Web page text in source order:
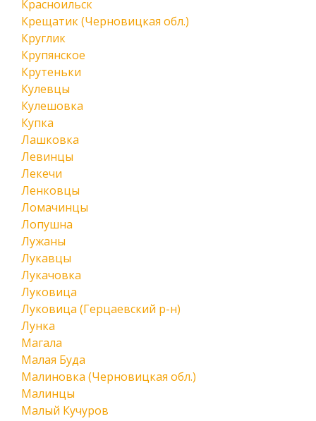
Красноильск
Крещатик (Черновицкая обл.)
Круглик
Крупянское
Крутеньки
Кулевцы
Кулешовка
Купка
Лашковка
Левинцы
Лекечи
Ленковцы
Ломачинцы
Лопушна
Лужаны
Лукавцы
Лукачовка
Луковица
Луковица (Герцаевский р-н)
Лунка
Магала
Малая Буда
Малиновка (Черновицкая обл.)
Малинцы
Малый Кучуров